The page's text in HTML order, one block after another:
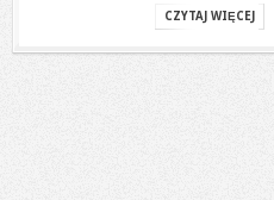
CZYTAJ WIĘCEJ